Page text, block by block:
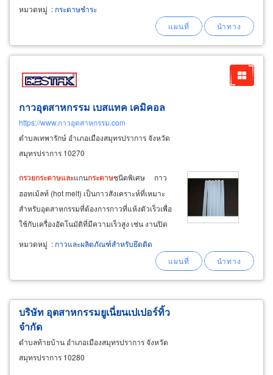
ปราศจากเชื้อโรค ผ่านการฆ่าเชื้อ กระบวนการผลิต
แบบมีลาย,
แบบมีลายการ์ตูน จำหน่าย
กรวยน้ำดื่มกระดาษ
หมวดหมู่ : กระดาษชำระ
กาวอุตสาหกรรม เบสแทค เคมิคอล
https://www.กาวอุตสาหกรรม.com
ตำบลเทพารักษ์ อำเภอเมืองสมุทรปราการ จังหวัด
สมุทรปราการ 10270
กรวยกระดาษและแกนกระดาษชนิดพิเศษ กาว
ฮอทเม้ลท์ (hot melt) เป็นกาวสังเคราะห์ที่เหมาะ
สำหรับอุตสาหกรรมที่ต้องการกาวที่แห้งตัวเร็วเพื่อ
ใช้กับเครื่องอัตโนมัติที่มีความเร็วสูง เช่น งานปิด
กล่องลูกฟูก หรือกล่องบรรจุสินค้าทั่วไป งานติด
กล่องอาบเงาหรือเคลือบฟิมล์พลาสติก งานติดลาย
หมวดหมู่ : กาวและผลิตภัณฑ์สำหรับยึดติด
บริษัท อุตสาหกรรมยูเนี่ยนเปเปอร์ทิ้ว
จำกัด
ตำบลท้ายบ้าน อำเภอเมืองสมุทรปราการ จังหวัด
สมุทรปราการ 10280